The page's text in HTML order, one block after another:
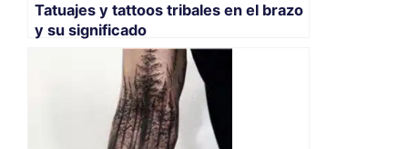
Tatuajes y tattoos tribales en el brazo
y su significado